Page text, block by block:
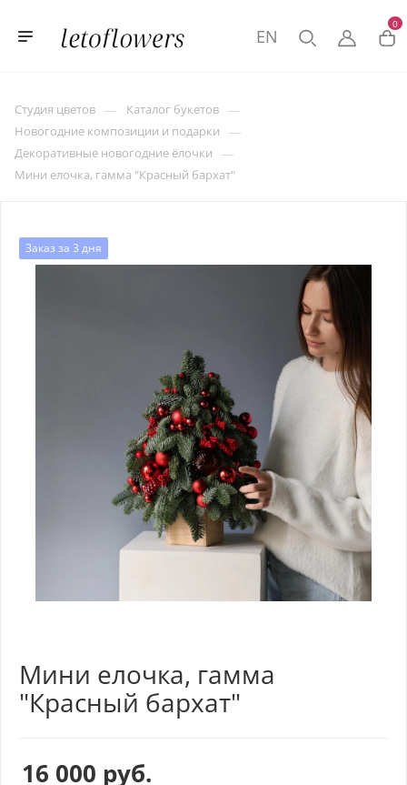
0
EN
Студия цветов — Каталог букетов —
Новогодние композиции и подарки —
Декоративные новогодние ёлочки —
Мини елочка, гамма "Красный бархат"
Заказ за 3 дня
Мини елочка, гамма
"Красный бархат"
16 000 руб.